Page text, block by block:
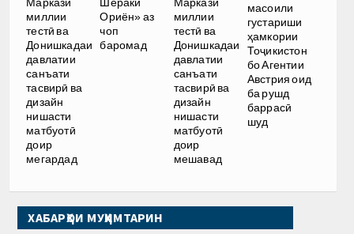
миллии
тестӣ ва
Донишкадаи
давлатии
санъати
тасвирӣ ва
дизайн
нишасти
матбуотӣ
доир
мегардад
Ориён» аз
чоп
баромад
миллии
тестӣ ва
Донишкадаи
давлатии
санъати
тасвирӣ ва
дизайн
нишасти
матбуотӣ
доир
мешавад
масоили
густариши
ҳамкории
Тоҷикистон
бо Агентии
Австрия оид
ба рушд
баррасӣ
шуд
ХАБАРҲОИ МУҲИМТАРИН